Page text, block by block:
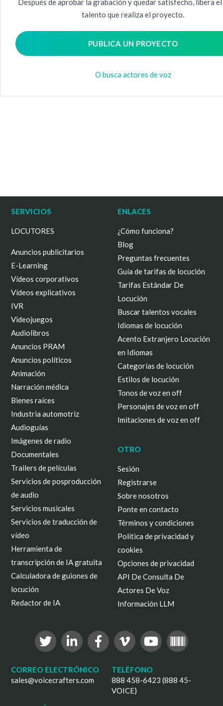
Después de aprobar la grabación y quedar satisfecho, libera
talento que realiza el proyecto.
PUBLICA UN PROYECTO
O busca actores de voz
SERVICIOS
LOCUTORES
Anuncios publicitarios
E-Learning
Vídeos corporativos
Vídeos explicativos
IVR
Videojuegos
Audiolibros
Anuncios PRAM
Anuncios políticos
Animación
Narración médica
Bienes raíces
Industria automotriz
Audioguías
Imágenes de radio
Documentales
Trailers de películas
Servicios de posproducción
de audio
Servicios musicales
Servicios de traducción de
vídeo
Herramienta de
transcripción de IA gratuita
Calculadora de guiones de
locución
Redactor de IA
ENLACES
¿Cómo funciona?
Blog
Preguntas frecuentes
Guía de tarifas de locución
Tarifas Estándar De
Locución
Buscar talentos vocales
Idiomas de locución
Acento Extranjero Locución
en Idiomas
Categorías de locución
Estilos de locución
Tonos de voz en off
Personajes de voz en off
Imitaciones de voz en off
OTRO
Sesión
Registrarse
Sobre nosotros
Ponte en contacto
Términos y condiciones
Política de privacidad y
cookies
Opciones de privacidad
API De Consulta De
Actores De Voz
Información LLM
CORREO ELECTRÓNICO
sales@voicecrafters.com
TELÉFONO
888 458-6423 (888 45-
VOICE)